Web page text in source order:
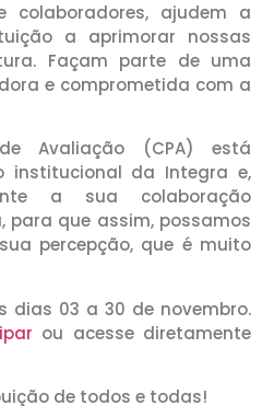
colaboradores, ajudem a
a aprimorar nossas
Façam parte de uma
e comprometida com a
Avaliação (CPA) está
institucional da Integra e,
a sua colaboração
para que assim, possamos
percepção, que é muito
dias 03 a 30 de novembro.
ou acesse diretamente
de todos e todas!